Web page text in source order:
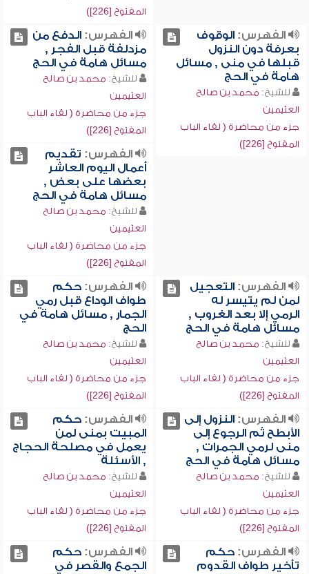
المفتوح [226])
الفهرس:الوقوف
بعرفة دون النزول
قبلها في منى , مسائل
هامة في الحج
للشيخ: محمد بن صالح
العثيمين
جزء من محاضرة ( لقاء الباب
المفتوح [226])
الفهرس:الدفع من
مزدلفة قبل الفجر ,
مسائل هامة في الحج
للشيخ: محمد بن صالح
العثيمين
جزء من محاضرة ( لقاء الباب
المفتوح [226])
الفهرس: تقديم
أعمال اليوم العاشر
بعضها على بعض ,
مسائل هامة في الحج
للشيخ: محمد بن صالح
العثيمين
جزء من محاضرة ( لقاء الباب
المفتوح [226])
الفهرس:التعجيل
لمن لم يتيسر له
الرمي إلا بعد الغروب ,
مسائل هامة في الحج
للشيخ: محمد بن صالح
العثيمين
جزء من محاضرة ( لقاء الباب
المفتوح [226])
الفهرس:حكم
طواف الوداع قبل رمي
الجمار , مسائل هامة في
الحج
للشيخ: محمد بن صالح
العثيمين
جزء من محاضرة ( لقاء الباب
المفتوح [226])
الفهرس:النزول إلى
الأبطح ثم الرجوع إلى
منى لرمي الجمرات ,
مسائل هامة في الحج
للشيخ: محمد بن صالح
العثيمين
جزء من محاضرة ( لقاء الباب
المفتوح [226])
الفهرس:حكم
المبيت بمنى لمن
يعمل في مصلحة الحجاج
, الأسئلة
للشيخ: محمد بن صالح
العثيمين
جزء من محاضرة ( لقاء الباب
المفتوح [226])
الفهرس:حكم
تأخير طواف القدوم
الفهرس:حكم
الجمع والقصر في